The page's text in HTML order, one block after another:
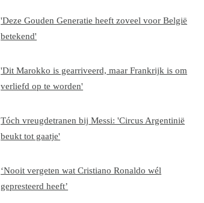
'Deze Gouden Generatie heeft zoveel voor België
betekend'
'Dit Marokko is gearriveerd, maar Frankrijk is om
verliefd op te worden'
Tóch vreugdetranen bij Messi: 'Circus Argentinië
beukt tot gaatje'
‘Nooit vergeten wat Cristiano Ronaldo wél
gepresteerd heeft’